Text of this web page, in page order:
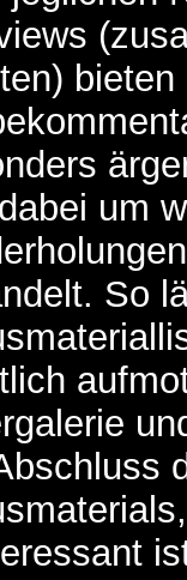
bieten
um
So